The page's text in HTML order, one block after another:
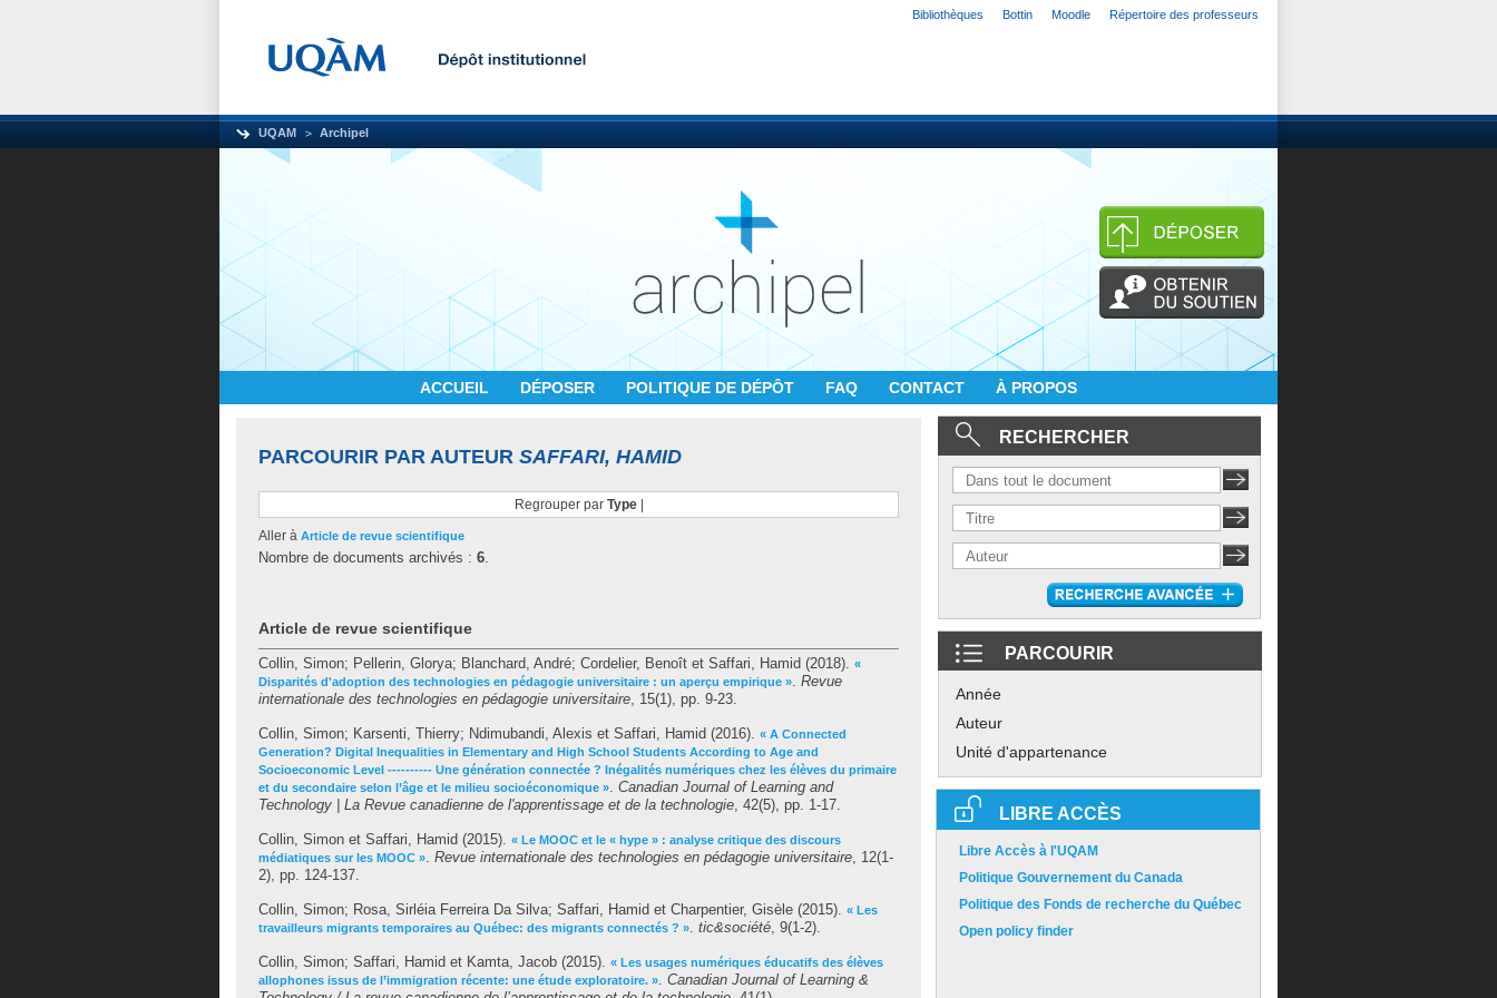
Bibliothèques Bottin Moodle Répertoire des professeurs
UQAM Archipel
ACCUEIL DÉPOSER POLITIQUE DE DÉPÔT FAQ CONTACT À PROPOS
PARCOURIR PAR AUTEUR SAFFARI, HAMID
Regrouper par Type|
Aller à Article de revue scientifique
Nombre de documents archivés : 6.
Article de revue scientifique
Collin, Simon; Pellerin, Glorya; Blanchard, André; Cordelier, Benoît et Saffari, Hamid (2018). «
Disparités d'adoption des technologies en pédagogie universitaire : un aperçu empirique ». Revue
internationale des technologies en pédagogie universitaire, 15(1), pp. 9-23.
Collin, Simon; Karsenti, Thierry; Ndimubandi, Alexis et Saffari, Hamid (2016). « A Connected
Generation? Digital Inequalities in Elementary and High School Students According to Age and
Socioeconomic Level ---------- Une génération connectée ? Inégalités numériques chez les élèves du primaire
et du secondaire selon l’âge et le milieu socioéconomique ». Canadian Journal of Learning and
Technology | La Revue canadienne de l'apprentissage et de la technologie, 42(5), pp. 1-17.
Collin, Simon et Saffari, Hamid (2015). « Le MOOC et le « hype » : analyse critique des discours
médiatiques sur les MOOC ». Revue internationale des technologies en pédagogie universitaire, 12(1-
2), pp. 124-137.
Collin, Simon; Rosa, Sirléia Ferreira Da Silva; Saffari, Hamid et Charpentier, Gisèle (2015). « Les
travailleurs migrants temporaires au Québec: des migrants connectés ? ». tic&société, 9(1-2).
Collin, Simon; Saffari, Hamid et Kamta, Jacob (2015). « Les usages numériques éducatifs des élèves
allophones issus de l’immigration récente: une étude exploratoire. ». Canadian Journal of Learning &
RECHERCHER
PARCOURIR
Année
Auteur
Unité d'appartenance
LIBRE ACCÈS
Libre Accès à l'UQAM
Politique Gouvernement du Canada
Politique des Fonds de recherche du Québec
Open policy finder